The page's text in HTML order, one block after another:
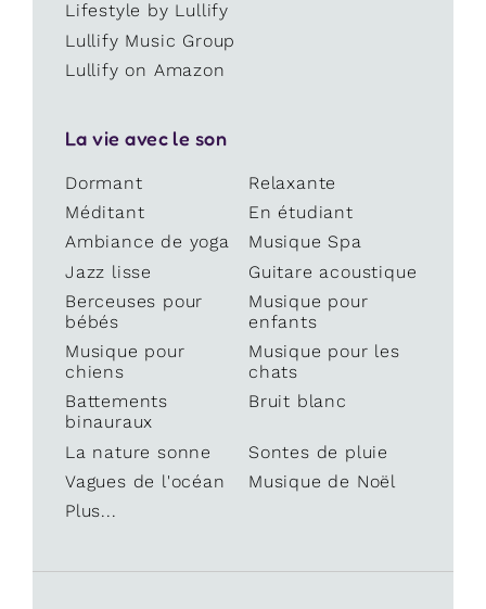
Lifestyle by Lullify
Lullify Music Group
Lullify on Amazon
La vie avec le son
Dormant
Relaxante
Méditant
En étudiant
Ambiance de yoga
Musique Spa
Jazz lisse
Guitare acoustique
Berceuses pour
bébés
Musique pour
enfants
Musique pour
chiens
Musique pour les
chats
Battements
binauraux
Bruit blanc
La nature sonne
Sontes de pluie
Vagues de l'océan
Musique de Noël
Plus...